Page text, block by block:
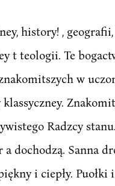
history! ,
teologii. Te
w
Radzcy
dochodzą. Sanna
i ciepły.